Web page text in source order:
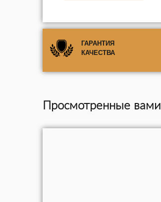
ГАРАНТИЯ
КАЧЕСТВА
Просмотренные вами